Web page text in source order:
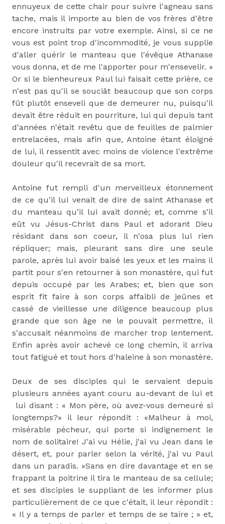
ennuyeux de cette chair pour suivre l'agneau sans
tache, mais il importe au bien de vos frères d'être
encore instruits par votre exemple. Ainsi, si ce ne
vous est point trop d'incommodité, je vous supplie
d'aller quérir le manteau que l'évêque Athanase
vous donna, et de me l'apporter pour m'ensevelir. »
Or si le bienheureux Paul lui faisait cette prière, ce
n'est pas qu'il se souciât beaucoup que son corps
fût plutôt enseveli que de demeurer nu, puisqu'il
devait être réduit en pourriture, lui qui depuis tant
d'années n'était revêtu que de feuilles de palmier
entrelacées, mais afin que, Antoine étant éloigné
de lui, il ressentit avec moins de violence l'extrême
douleur qu'il recevrait de sa mort.
Antoine fut rempli d'un merveilleux étonnement
de ce qu'il lui venait de dire de saint Athanase et
du manteau qu'il lui avait donné; et, comme s'il
eût vu Jésus-Christ dans Paul et adorant Dieu
résidant dans son coeur, il n'osa plus lui rien
répliquer; mais, pleurant sans dire une seule
parole, après lui avoir baisé les yeux et les mains il
partit pour s'en retourner à son monastère, qui fut
depuis occupé par les Arabes; et, bien que son
esprit fit faire à son corps affaibli de jeûnes et
cassé de vieillesse une diligence beaucoup plus
grande que son âge ne le pouvait permettre, il
s'accusait néanmoins de marcher trop lentement.
Enfin après avoir achevé ce long chemin, il arriva
tout fatigué et tout hors d'haleine à son monastère.
Deux de ses disciples qui le servaient depuis
plusieurs années ayant couru au-devant de lui et
lui disant : « Mon père, où avez-vous demeuré si
longtemps?» il leur répondit : «Malheur à moi,
misérable pécheur, qui porte si indignement le
nom de solitaire! J'ai vu Hélie, j'ai vu Jean dans le
désert, et, pour parler selon la vérité, j'ai vu Paul
dans un paradis. »Sans en dire davantage et en se
frappant la poitrine il tira le manteau de sa cellule;
et ses disciples le suppliant de les informer plus
particulièrement de ce que c'était, il leur répondit :
« Il y a temps de parler et temps de se taire ; » et,